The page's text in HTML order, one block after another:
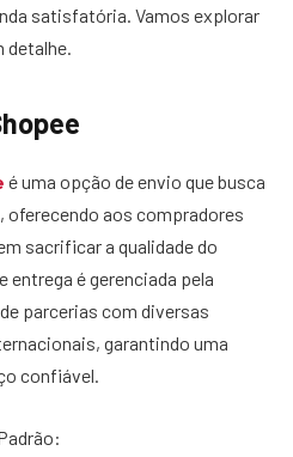
satisfatória. Vamos explorar
detalhe.
é uma opção de envio que busca
aos compradores
sacrificar a qualidade do
entrega é gerenciada pela
parcerias com diversas
garantindo uma
confiável.